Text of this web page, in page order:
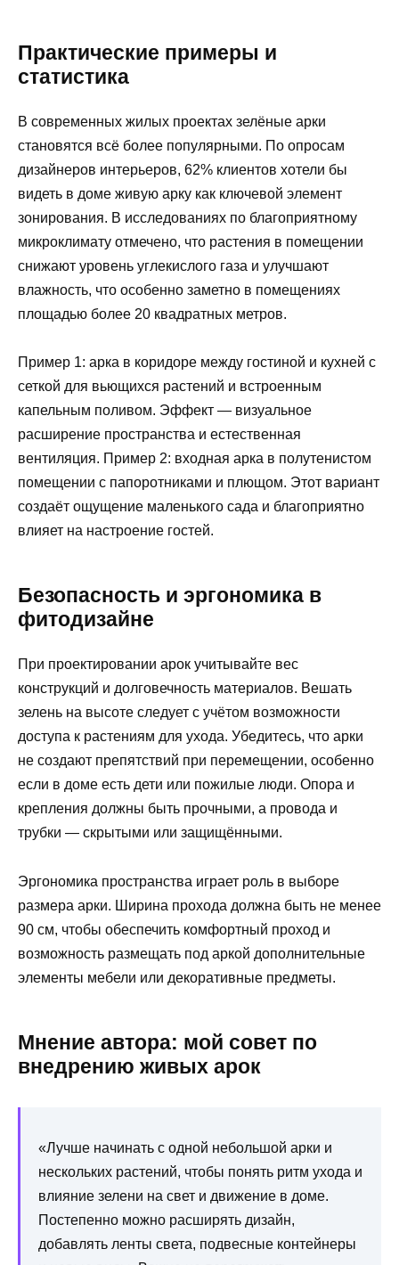
Практические примеры и
статистика
В современных жилых проектах зелёные арки
становятся всё более популярными. По опросам
дизайнеров интерьеров, 62% клиентов хотели бы
видеть в доме живую арку как ключевой элемент
зонирования. В исследованиях по благоприятному
микроклимату отмечено, что растения в помещении
снижают уровень углекислого газа и улучшают
влажность, что особенно заметно в помещениях
площадью более 20 квадратных метров.
Пример 1: арка в коридоре между гостиной и кухней с
сеткой для вьющихся растений и встроенным
капельным поливом. Эффект — визуальное
расширение пространства и естественная
вентиляция. Пример 2: входная арка в полутенистом
помещении с папоротниками и плющом. Этот вариант
создаёт ощущение маленького сада и благоприятно
влияет на настроение гостей.
Безопасность и эргономика в
фитодизайне
При проектировании арок учитывайте вес
конструкций и долговечность материалов. Вешать
зелень на высоте следует с учётом возможности
доступа к растениям для ухода. Убедитесь, что арки
не создают препятствий при перемещении, особенно
если в доме есть дети или пожилые люди. Опора и
крепления должны быть прочными, а провода и
трубки — скрытыми или защищёнными.
Эргономика пространства играет роль в выборе
размера арки. Ширина прохода должна быть не менее
90 см, чтобы обеспечить комфортный проход и
возможность размещать под аркой дополнительные
элементы мебели или декоративные предметы.
Мнение автора: мой совет по
внедрению живых арок
«Лучше начинать с одной небольшой арки и
нескольких растений, чтобы понять ритм ухода и
влияние зелени на свет и движение в доме.
Постепенно можно расширять дизайн,
добавлять ленты света, подвесные контейнеры